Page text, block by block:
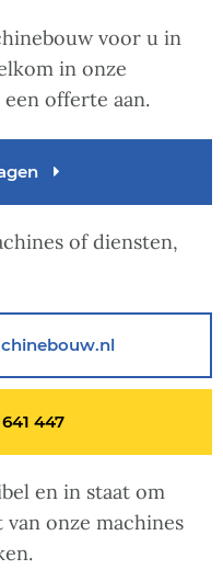
voor u in
in onze
offerte aan.
of diensten,
447
en in staat om
onze machines